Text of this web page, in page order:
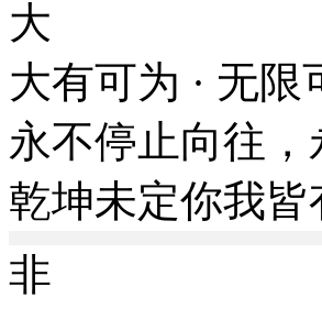
大
大有可为 · 无限
永不停止向往
乾坤未定你我
非